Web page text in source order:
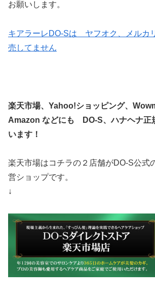
お願いします。
キアラーレDO-Sは ヤフオク、メルカ
売してません
楽天市場、Yahoo!ショッピング、
Amazon などにも
DO-S、ハナヘナ正
います！
楽天市場はコチラの２店舗がDO-S公式
営ショップです。
↓